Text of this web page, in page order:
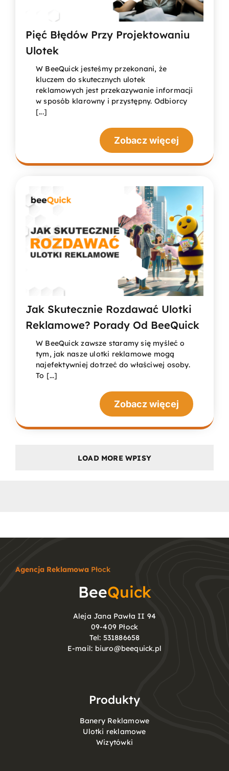
Pięć Błędów Przy Projektowaniu
Ulotek
W BeeQuick jesteśmy przekonani, że
kluczem do skutecznych ulotek
reklamowych jest przekazywanie informacji
w sposób klarowny i przystępny. Odbiorcy
[...]
Zobacz więcej
Jak Skutecznie Rozdawać Ulotki
Reklamowe? Porady Od BeeQuick
W BeeQuick zawsze staramy się myśleć o
tym, jak nasze ulotki reklamowe mogą
najefektywniej dotrzeć do właściwej osoby.
To [...]
Zobacz więcej
LOAD MORE WPISY
Agencja ReklamowaPłock
BeeQuick
Aleja Jana Pawła II 94
09-409 Płock
Tel: 531886658
E-mail: biuro@beequick.pl
Produkty
Banery Reklamowe
Ulotki reklamowe
Wizytówki